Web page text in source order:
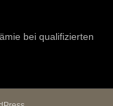
bei qualifizierten